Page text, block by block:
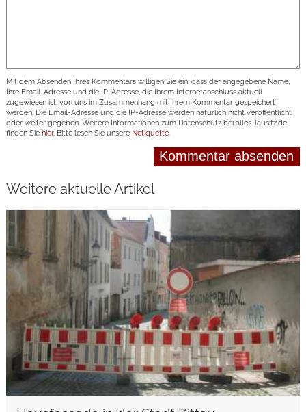
Mit dem Absenden Ihres Kommentars willigen Sie ein, dass der angegebene Name,
Ihre Email-Adresse und die IP-Adresse, die Ihrem Internetanschluss aktuell
zugewiesen ist, von uns im Zusammenhang mit Ihrem Kommentar gespeichert
werden. Die Email-Adresse und die IP-Adresse werden natürlich nicht veröffentlicht
oder weiter gegeben. Weitere Informationen zum Datenschutz bei alles-lausitz.de
finden Sie hier. Bitte lesen Sie unsere Netiquette.
Weitere aktuelle Artikel
weiterlesen